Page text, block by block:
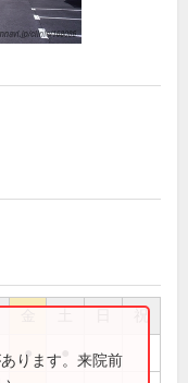
祝
●
ります。来院前